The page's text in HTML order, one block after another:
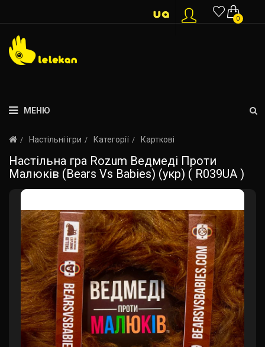
0
МЕНЮ
Настільні ігри Категорії Карткові
Настільна гра Rozum Ведмеді Проти
Малюків (Bears Vs Babies) (укр) ( R039UA )